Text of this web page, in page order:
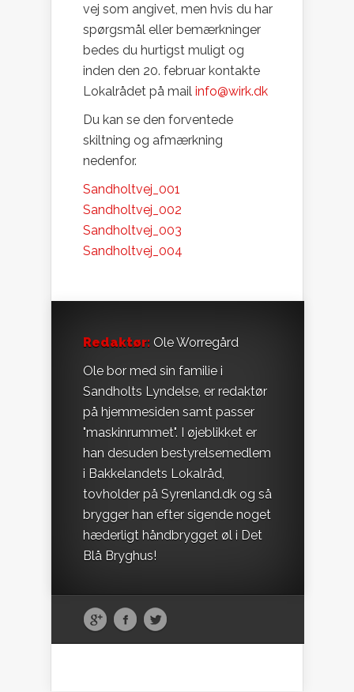
vej som angivet, men hvis du har
spørgsmål eller bemærkninger
bedes du hurtigst muligt og
inden den 20. februar kontakte
Lokalrådet på mail info@wirk.dk
Du kan se den forventede
skiltning og afmærkning
nedenfor.
Sandholtvej_001
Sandholtvej_002
Sandholtvej_003
Sandholtvej_004
Redaktør: Ole Worregård
Ole bor med sin familie i
Sandholts Lyndelse, er redaktør
på hjemmesiden samt passer
"maskinrummet". I øjeblikket er
han desuden bestyrelsemedlem
i Bakkelandets Lokalråd,
tovholder på Syrenland.dk og så
brygger han efter sigende noget
hæderligt håndbrygget øl i Det
Blå Bryghus!